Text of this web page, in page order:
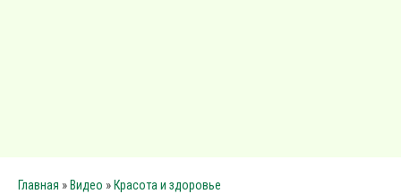
Главная » Видео » Красота и здоровье